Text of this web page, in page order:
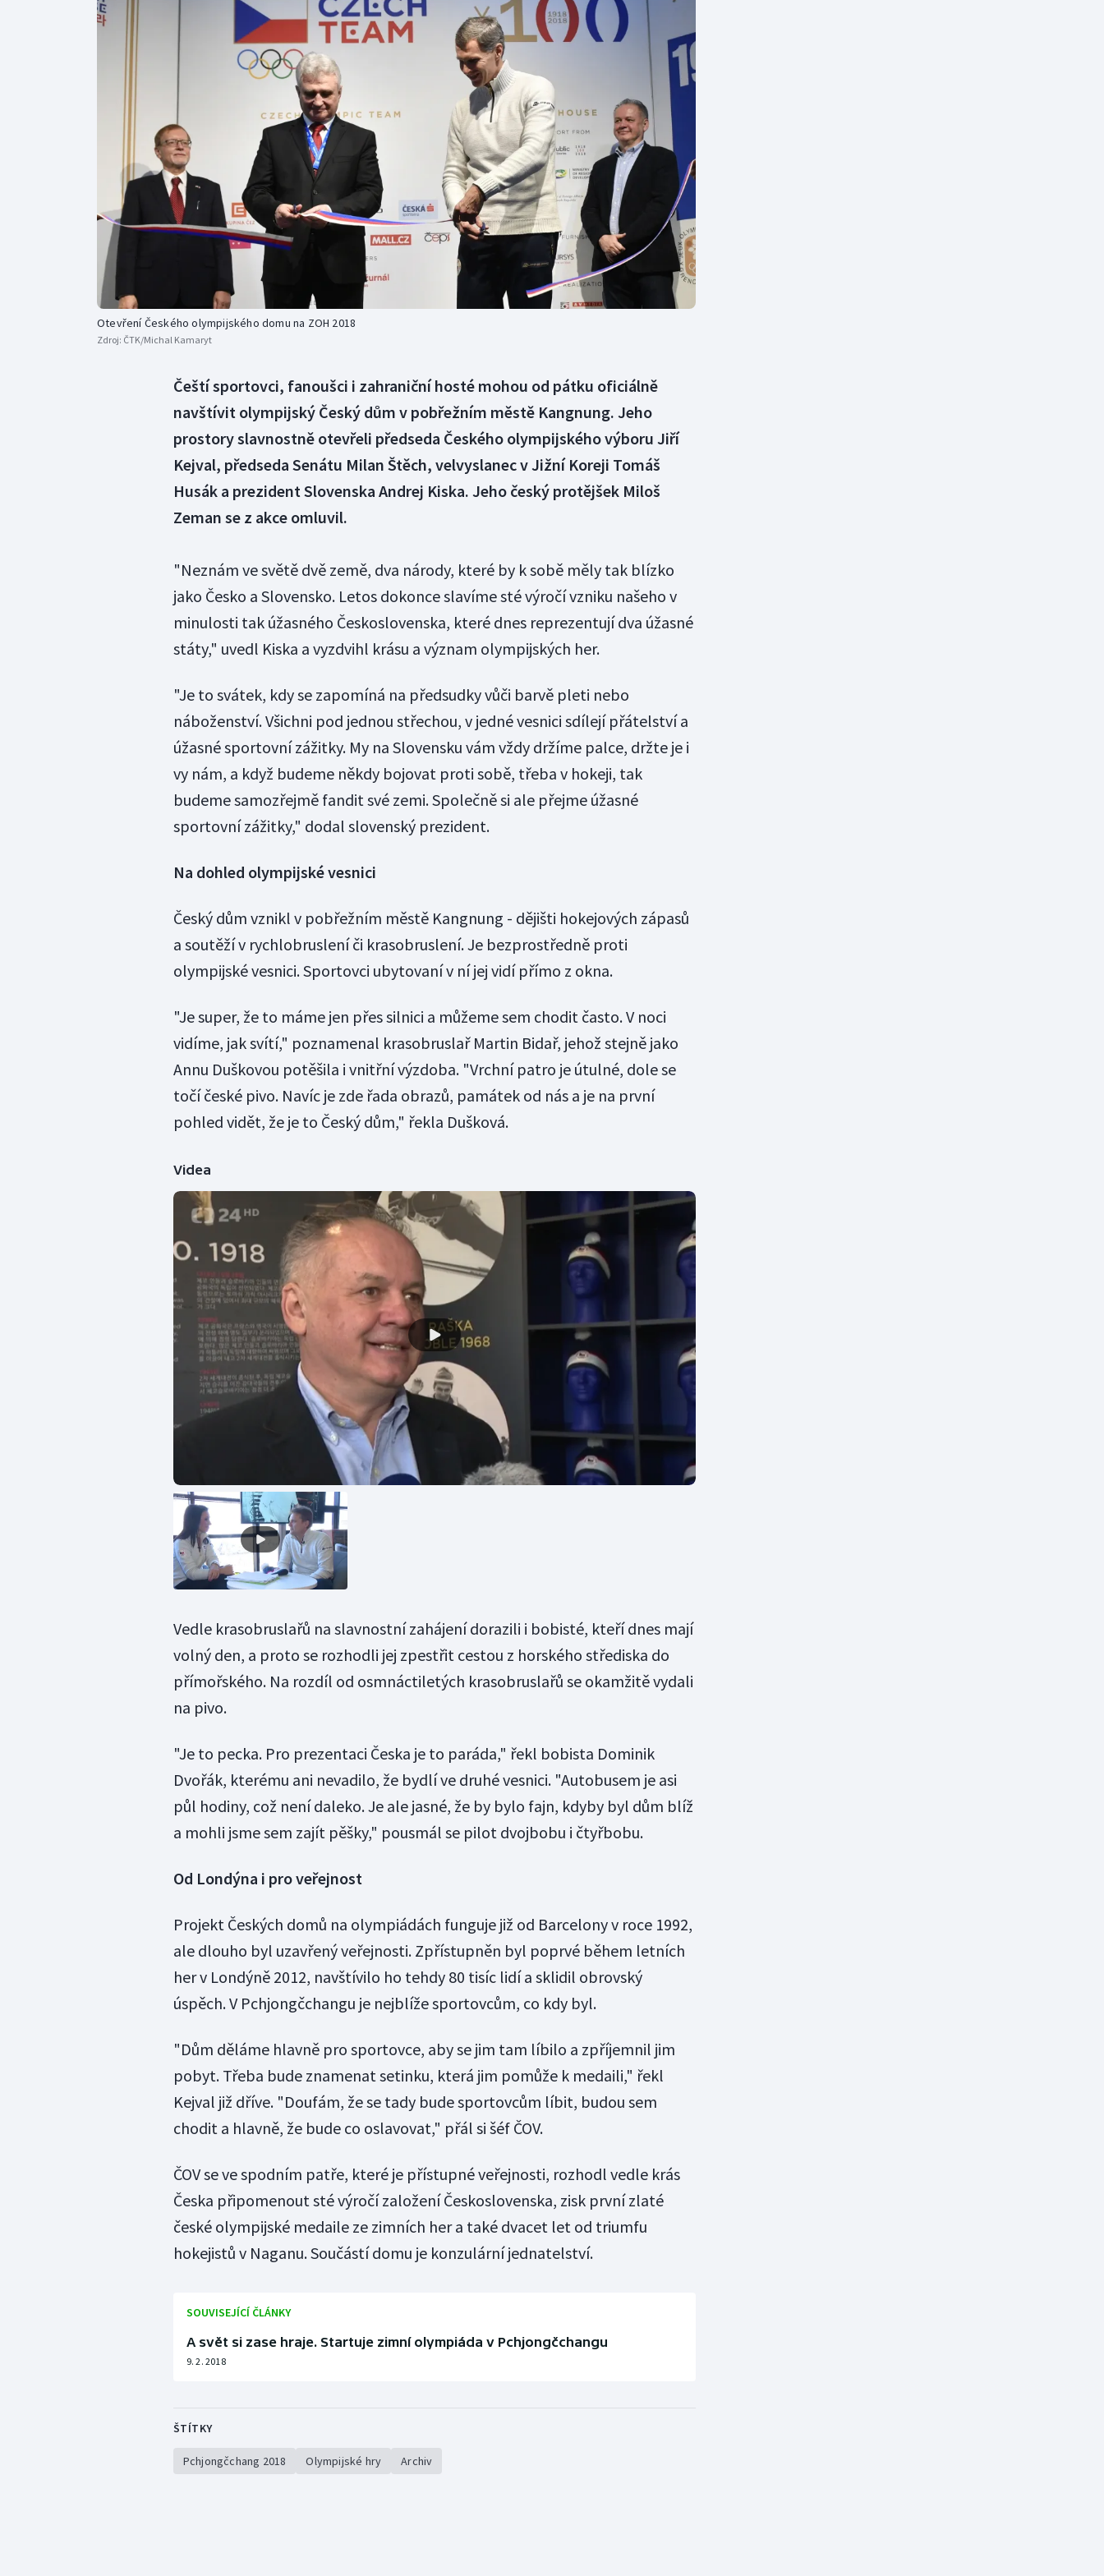
Dostihy
Florbal
Futsal
Gymnastika
Moderní pětiboj
Motorsport
Olympijské hry
Parasport
Plavání
Plážový volejbal
Triatlon
Veslování
Vodní slalom
Volejbal
Ostatní
Otevření Českého olympijského domu na ZOH 2018
Zdroj: ČTK/Michal Kamaryt
Čeští sportovci, fanoušci i zahraniční hosté mohou od pátku oficiálně
navštívit olympijský Český dům v pobřežním městě Kangnung. Jeho
prostory slavnostně otevřeli předseda Českého olympijského výboru Jiří
Kejval, předseda Senátu Milan Štěch, velvyslanec v Jižní Koreji Tomáš
Husák a prezident Slovenska Andrej Kiska. Jeho český protějšek Miloš
Zeman se z akce omluvil.
"Neznám ve světě dvě země, dva národy, které by k sobě měly tak blízko
jako Česko a Slovensko. Letos dokonce slavíme sté výročí vzniku našeho v
minulosti tak úžasného Československa, které dnes reprezentují dva úžasné
státy," uvedl Kiska a vyzdvihl krásu a význam olympijských her.
"Je to svátek, kdy se zapomíná na předsudky vůči barvě pleti nebo
náboženství. Všichni pod jednou střechou, v jedné vesnici sdílejí přátelství a
úžasné sportovní zážitky. My na Slovensku vám vždy držíme palce, držte je i
vy nám, a když budeme někdy bojovat proti sobě, třeba v hokeji, tak
budeme samozřejmě fandit své zemi. Společně si ale přejme úžasné
sportovní zážitky," dodal slovenský prezident.
Na dohled olympijské vesnici
Český dům vznikl v pobřežním městě Kangnung - dějišti hokejových zápasů
a soutěží v rychlobruslení či krasobruslení. Je bezprostředně proti
olympijské vesnici. Sportovci ubytovaní v ní jej vidí přímo z okna.
"Je super, že to máme jen přes silnici a můžeme sem chodit často. V noci
vidíme, jak svítí," poznamenal krasobruslař Martin Bidař, jehož stejně jako
Annu Duškovou potěšila i vnitřní výzdoba. "Vrchní patro je útulné, dole se
točí české pivo. Navíc je zde řada obrazů, památek od nás a je na první
pohled vidět, že je to Český dům," řekla Dušková.
Videa
Vedle krasobruslařů na slavnostní zahájení dorazili i bobisté, kteří dnes mají
volný den, a proto se rozhodli jej zpestřit cestou z horského střediska do
přímořského. Na rozdíl od osmnáctiletých krasobruslařů se okamžitě vydali
na pivo.
"Je to pecka. Pro prezentaci Česka je to paráda," řekl bobista Dominik
Dvořák, kterému ani nevadilo, že bydlí ve druhé vesnici. "Autobusem je asi
půl hodiny, což není daleko. Je ale jasné, že by bylo fajn, kdyby byl dům blíž
a mohli jsme sem zajít pěšky," pousmál se pilot dvojbobu i čtyřbobu.
Od Londýna i pro veřejnost
Projekt Českých domů na olympiádách funguje již od Barcelony v roce 1992,
ale dlouho byl uzavřený veřejnosti. Zpřístupněn byl poprvé během letních
her v Londýně 2012, navštívilo ho tehdy 80 tisíc lidí a sklidil obrovský
úspěch. V Pchjongčchangu je nejblíže sportovcům, co kdy byl.
"Dům děláme hlavně pro sportovce, aby se jim tam líbilo a zpříjemnil jim
pobyt. Třeba bude znamenat setinku, která jim pomůže k medaili," řekl
Kejval již dříve. "Doufám, že se tady bude sportovcům líbit, budou sem
chodit a hlavně, že bude co oslavovat," přál si šéf ČOV.
ČOV se ve spodním patře, které je přístupné veřejnosti, rozhodl vedle krás
Česka připomenout sté výročí založení Československa, zisk první zlaté
české olympijské medaile ze zimních her a také dvacet let od triumfu
hokejistů v Naganu. Součástí domu je konzulární jednatelství.
SOUVISEJÍCÍ ČLÁNKY
A svět si zase hraje. Startuje zimní olympiáda v Pchjongčchangu
9. 2. 2018
ŠTÍTKY
Pchjongčchang 2018 Olympijské hry Archiv